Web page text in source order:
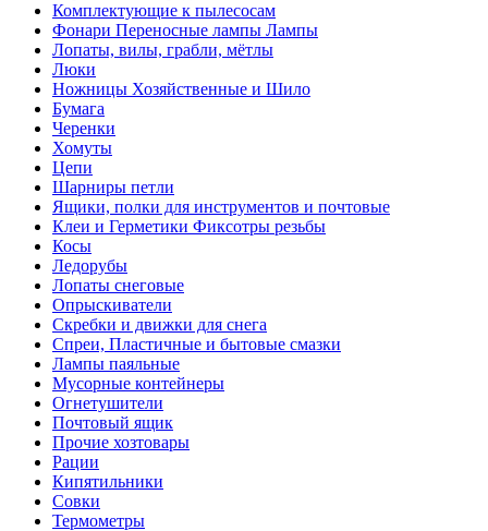
Комплектующие к пылесосам
Фонари Переносные лампы Лампы
Лопаты, вилы, грабли, мётлы
Люки
Ножницы Хозяйственные и Шило
Бумага
Черенки
Хомуты
Цепи
Шарниры петли
Ящики, полки для инструментов и почтовые
Клеи и Герметики Фиксотры резьбы
Косы
Ледорубы
Лопаты снеговые
Опрыскиватели
Скребки и движки для снега
Спреи, Пластичные и бытовые смазки
Лампы паяльные
Мусорные контейнеры
Огнетушители
Почтовый ящик
Прочие хозтовары
Рации
Кипятильники
Совки
Термометры